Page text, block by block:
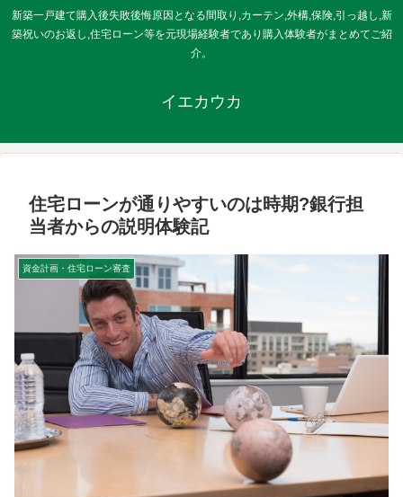
新築一戸建て購入後失敗後悔原因となる間取り,カーテン,外構,保険,引っ越し,新
築祝いのお返し,住宅ローン等を元現場経験者であり購入体験者がまとめてご紹
介。
イエカウカ
住宅ローンが通りやすいのは時期?銀行担
当者からの説明体験記
資金計画・住宅ローン審査